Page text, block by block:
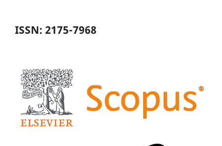
ISSN: 2175-7968